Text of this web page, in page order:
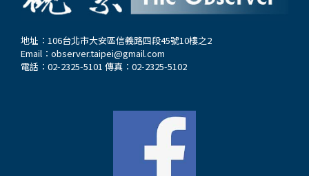
地址：106台北市大安區信義路四段45號10樓之2
Email： observer.taipei@gmail.com
電話：02-2325-5101 傳真：02-2325-5102